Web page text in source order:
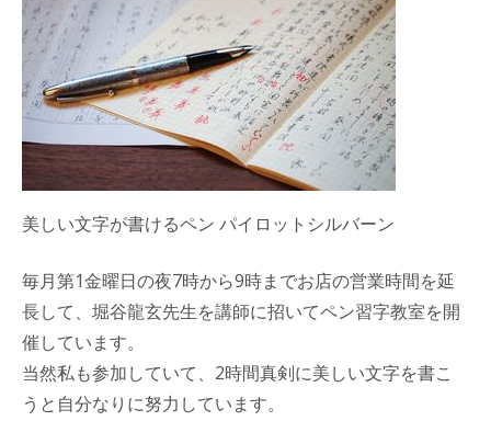
美しい文字が書けるペン パイロットシルバーン
毎月第1金曜日の夜7時から9時までお店の営業時間を延
長して、堀谷龍玄先生を講師に招いてペン習字教室を開
催しています。
当然私も参加していて、2時間真剣に美しい文字を書こ
うと自分なりに努力しています。